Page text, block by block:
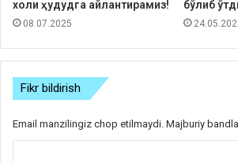
холи ҳудудга айлантирамиз!
08.07.2025
бўлиб
Fikr bildirish
Email manzilingiz chop etilmaydi. Majburiy